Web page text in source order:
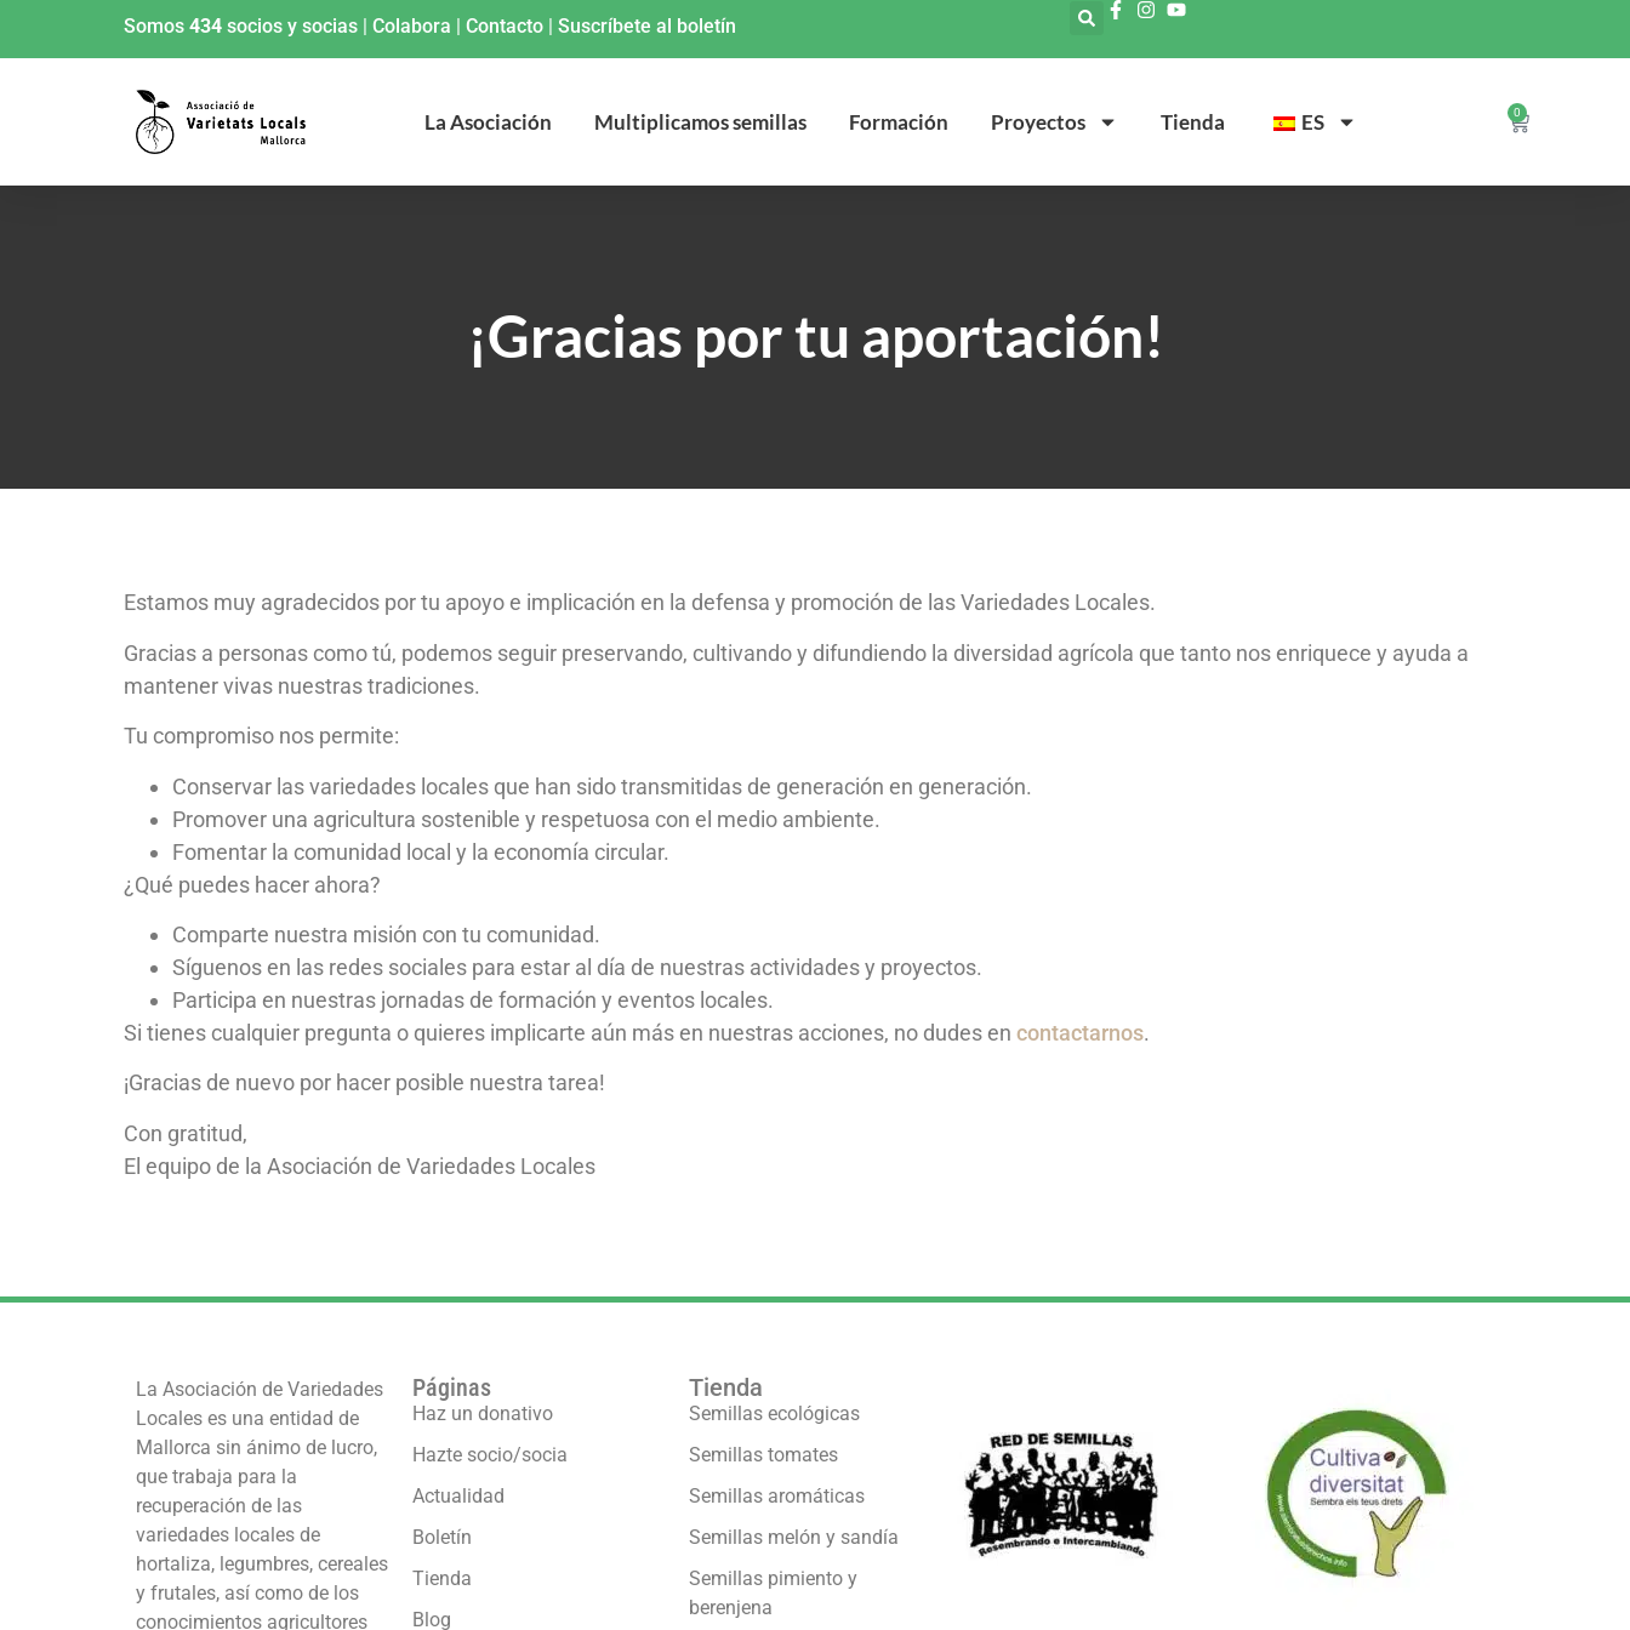
Somos 434 socios y socias | Colabora | Contacto | Suscríbete al boletín
La Asociación Multiplicamos semillas Formación Proyectos Tienda ES 0
¡Gracias por tu aportación!
Estamos muy agradecidos por tu apoyo e implicación en la defensa y promoción de las Variedades Locales.
Gracias a personas como tú, podemos seguir preservando, cultivando y difundiendo la diversidad agrícola que tanto nos enriquece y ayuda a
mantener vivas nuestras tradiciones.
Tu compromiso nos permite:
Conservar las variedades locales que han sido transmitidas de generación en generación.
Promover una agricultura sostenible y respetuosa con el medio ambiente.
Fomentar la comunidad local y la economía circular.
¿Qué puedes hacer ahora?
Comparte nuestra misión con tu comunidad.
Síguenos en las redes sociales para estar al día de nuestras actividades y proyectos.
Participa en nuestras jornadas de formación y eventos locales.
Si tienes cualquier pregunta o quieres implicarte aún más en nuestras acciones, no dudes en contactarnos.
¡Gracias de nuevo por hacer posible nuestra tarea!
Con gratitud,
El equipo de la Asociación de Variedades Locales
La Asociación de Variedades
Locales es una entidad de
Mallorca sin ánimo de lucro,
que trabaja para la
recuperación de las
variedades locales de
hortaliza, legumbres, cereales
y frutales, así como de los
conocimientos agricultores
Páginas
Haz un donativo
Hazte socio/socia
Actualidad
Boletín
Tienda
Blog
Tienda
Semillas ecológicas
Semillas tomates
Semillas aromáticas
Semillas melón y sandía
Semillas pimiento y
berenjena